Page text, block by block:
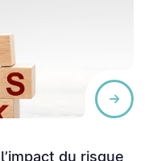
du risque